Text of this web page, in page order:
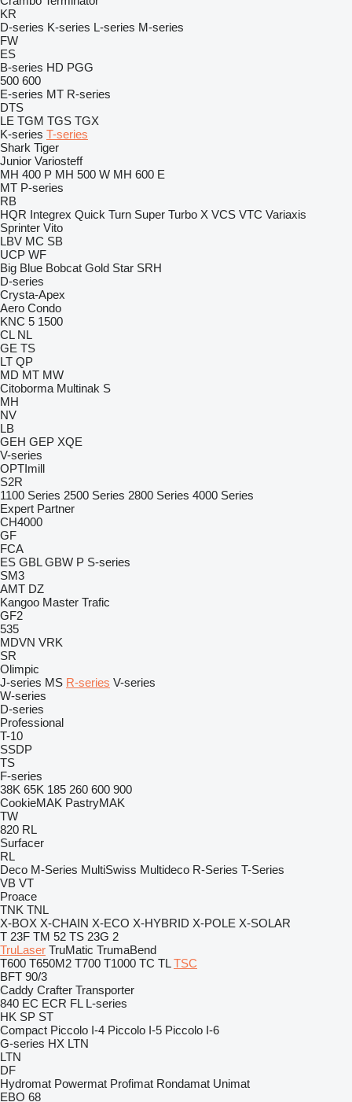
KR
D-series K-series L-series M-series
FW
ES
B-series HD PGG
500 600
E-series MT R-series
DTS
LE TGM TGS TGX
K-series T-series
Shark Tiger
Junior Variosteff
MH 400 P MH 500 W MH 600 E
MT P-series
RB
HQR Integrex Quick Turn Super Turbo X VCS VTC Variaxis
Sprinter Vito
LBV MC SB
UCP WF
Big Blue Bobcat Gold Star SRH
D-series
Crysta-Apex
Aero Condo
KNC 5 1500
CL NL
GE TS
LT QP
MD MT MW
Citoborma Multinak S
MH
NV
LB
GEH GEP XQE
V-series
OPTImill
S2R
1100 Series 2500 Series 2800 Series 4000 Series
Expert Partner
CH4000
GF
FCA
ES GBL GBW P S-series
SM3
AMT DZ
Kangoo Master Trafic
GF2
535
MDVN VRK
SR
Olimpic
J-series MS R-series V-series
W-series
D-series
Professional
T-10
SSDP
TS
F-series
38K 65K 185 260 600 900
CookieMAK PastryMAK
TW
820 RL
Surfacer
RL
Deco M-Series MultiSwiss Multideco R-Series T-Series
VB VT
Proace
TNK TNL
X-BOX X-CHAIN X-ECO X-HYBRID X-POLE X-SOLAR
T 23F TM 52 TS 23G 2
TruLaser TruMatic TrumaBend
T600 T650M2 T700 T1000 TC TL TSC
BFT 90/3
Caddy Crafter Transporter
840 EC ECR FL L-series
HK SP ST
Compact Piccolo I-4 Piccolo I-5 Piccolo I-6
G-series HX LTN
LTN
DF
Hydromat Powermat Profimat Rondamat Unimat
EBO 68